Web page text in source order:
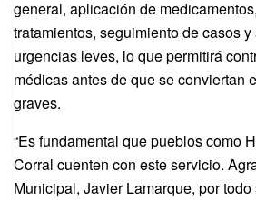
general, aplicación de
tratamientos, seguimiento de casos
urgencias leves, lo que permitirá
médicas antes de que se conviertan
graves.
“Es fundamental que pueblos como
Corral cuenten con este servicio.
Municipal, Javier Lamarque, por